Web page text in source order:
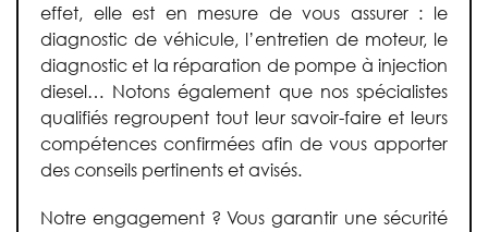
effet, elle est en mesure de vous assurer : le
diagnostic de véhicule, l’entretien de moteur, le
diagnostic et la réparation de pompe à injection
diesel… Notons également que nos spécialistes
qualifiés regroupent tout leur savoir-faire et leurs
compétences confirmées afin de vous apporter
des conseils pertinents et avisés.
Notre engagement ? Vous garantir une sécurité